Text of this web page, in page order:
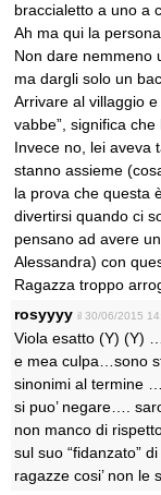
braccialetto a uno a
Ah ma qui la
Non dare nemmeno
ma dargli solo un
Arrivare al villaggio
vabbe”, significa
Invece no, lei aveva
stanno assieme
la prova che questa
divertirsi quando ci
pensano ad avere
Alessandra) con
Ragazza troppo
rosyyyy il 30/06/2015
Viola esatto (Y) (Y)
e mea culpa…sono
sinonimi al termine
si puo’ negare….
non manco di
sul suo “fidanzato”
ragazze cosi’ non